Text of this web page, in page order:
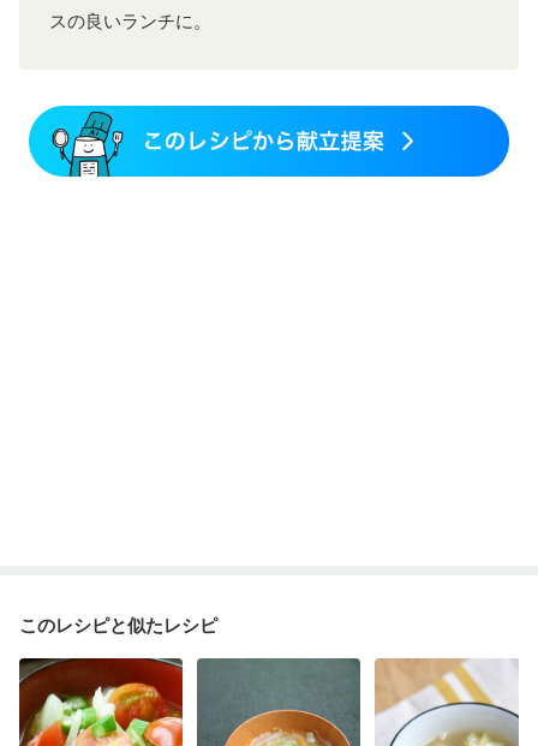
スの良いランチに。
このレシピと似たレシピ